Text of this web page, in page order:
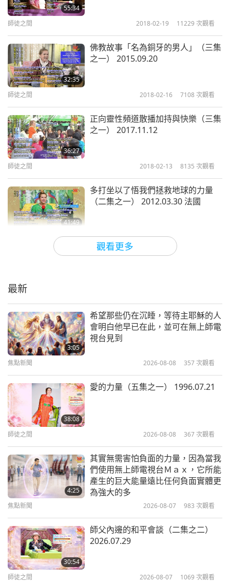
來？（有，在大殿。）（在這裡。）在這裡？ＯＫ。
（在大殿。）在大殿？國外人都在大殿。大家好！
（師父好！）今天冷嗎？怎麼帽子都蓋起來？看起來
很冷。怎麼樣？冷不冷啊？（師父好！）你好！（師
父好！）好，好。很好，很好。謝謝，謝謝。
（師父好！）ＯＫ啦。我一個手好了，另外一手要…
要穩固一點。我們都老了。我看你們，就知道我有多
老了。（師父好！）就像看鏡子一樣嘛，有沒有？要
老大家老。（師父好！）哎呀，地方太小啊？坐哪裡
都不夠。還好不是通通有來。還好有一些沒來。（師
父好！）你好，大陸啊？（台灣［福爾摩沙］）（師
父好漂亮！）從遠遠看的，沒戴眼鏡啦。都看得到
嗎？（有！）我下來看你們一眼而已。（謝謝師父！
謝謝師父！）（師父好漂亮！）衣服漂亮，衣服。
（師父漂亮。）
啊！玉嗎？你怎麼看起來還這麼年輕？你為什麼不和
悠樂人（越南人）坐在一起？沒有翻譯嗎？如果你坐
在那裡，就沒有翻譯，可以嗎？（謝謝。謝謝，謝
謝。）沒關係。
哎呀！大家會誤會了。專門誤會的。不是說會；就是
專門。專家。以前都有抱抱大家，有沒有？剛出來的
時候。有沒有？有時候抱了一千人，抱了回來就好
累。那個手好累。現在不敢再抱了。沒時間了，Ｏ
Ｋ？看一眼已經很好了。大概一年看一眼。夠了，是
嘛？是啊，你們也要賺自己福報；不是偷師父的。
（謝謝師父。）謝謝什麼？謝謝你，大家好！（師父
好。）還ＯＫ啦，我還ＯＫ啦。
你們一天通知而已就過來。來不及了。對不起啦，讓
你們跑那麼辛苦。會不會太辛苦？（不會。）會不會
生氣師父啊？（不會。）有一些會呢。有一些會。
（不會。）不讓他來，坐在我喉嚨前面啊，上面那裡
啊。他生氣我，生氣我。
生氣沒福報啦，ＯＫ？我沒
觀看更多
55:34
師徒之間 2018-02-19 11229 次觀看
32:35
佛教故事「名為銅牙的男人」（三集
之一） 2015.09.20
師徒之間 2018-02-16 7108 次觀看
36:27
正向靈性頻道散播加持與快樂（三集
之一） 2017.11.12
師徒之間 2018-02-13 8135 次觀看
41:49
多打坐以了悟我們拯救地球的力量
（二集之一） 2012.03.30 法國
2018-02-11
佛教故事：「單袍婆羅門」（二集之
一） 2015.09.18
節約世界資源（三集之一）
2013.07.15 法國
佛教故事：「勒那闍耶的故事」（三
最新
3:05
希望那些仍在沉睡，等待主耶穌的人
會明白他早已在此，並可在無上師電
視台見到
焦點新聞 2026-08-08 357次觀看
38:08
愛的力量（五集之一） 1996.07.21
師徒之間 2026-08-08 367次觀看
4:25
其實無需害怕負面的力量，因為當我
們使用無上師電視台Ｍａｘ，它所能
產生的巨大能量遠比任何負面實體更
為強大的多
焦點新聞 2026-08-07 983 次觀看
30:54
師父內邊的和平會談（二集之二）
2026.07.29
師徒之間 2026-08-07 1069 次觀看